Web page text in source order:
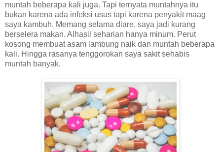
muntah beberapa kali juga. Tapi ternyata muntahnya itu
bukan karena ada infeksi usus tapi karena penyakit maag
saya kambuh. Memang selama diare, saya jadi kurang
berselera makan. Alhasil seharian hanya minum. Perut
kosong membuat asam lambung naik dan muntah beberapa
kali. Hingga rasanya tenggorokan saya sakit sehabis
muntah banyak.